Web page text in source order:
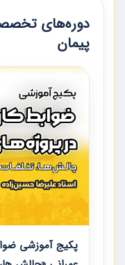
دوره‌های
پیمان
پکیج آموزشی